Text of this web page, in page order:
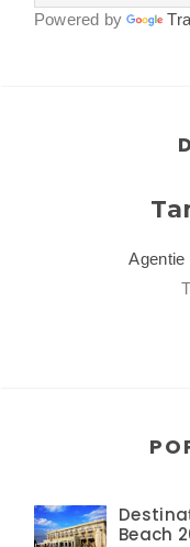
Powered by
Agentie
Beach